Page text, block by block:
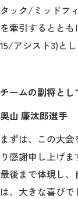
アクセス
お問合わせ
タック/ ミッドフ
を牽引するとと
15/アシスト3)と
チームの副将と
奥山 廉汰郎選手
まずは、この大
り感謝申し上げ
最後まで体現し
は、大きな喜び